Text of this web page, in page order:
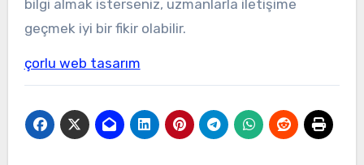
bilgi almak isterseniz, uzmanlarla iletişime
geçmek iyi bir fikir olabilir.
çorlu web tasarım